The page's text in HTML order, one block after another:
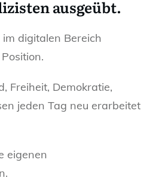
ausgeübt.
digitalen Bereich
Freiheit, Demokratie,
jeden Tag neu erarbeitet
eigenen